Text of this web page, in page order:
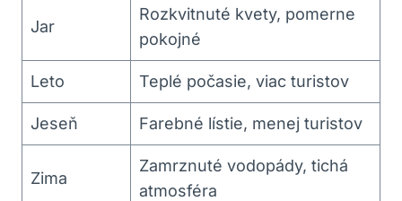
Jar
Rozkvitnuté kvety, pomerne
pokojné
Leto Teplé počasie, viac turistov
Jeseň Farebné lístie, menej turistov
Zima
Zamrznuté vodopády, tichá
atmosféra